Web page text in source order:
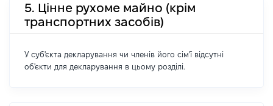
5. Цінне рухоме майно (крім
транспортних засобів)
У суб'єкта декларування чи членів його сім'ї відсутні
об'єкти для декларування в цьому розділі.